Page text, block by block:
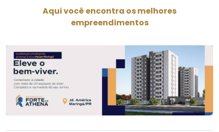
Aqui você encontra os melhores
empreendimentos